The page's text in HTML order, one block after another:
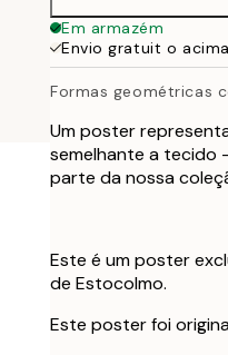
100x150 cm
Em armazém
Envio gratuit o
Formas geométricas
Um poster
semelhante a tecido
parte da nossa
Este é um poster
de Estocolmo.
Este poster foi